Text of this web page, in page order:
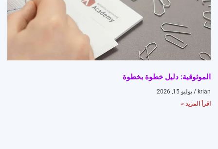
الموثوقية: دليل خطوة بخطوة
krian
يوليو 15, 2026
اقرأ المزيد »